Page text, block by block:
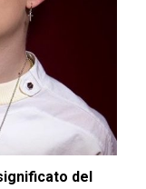
del